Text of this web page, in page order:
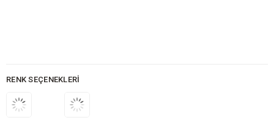
RENK SEÇENEKLERI